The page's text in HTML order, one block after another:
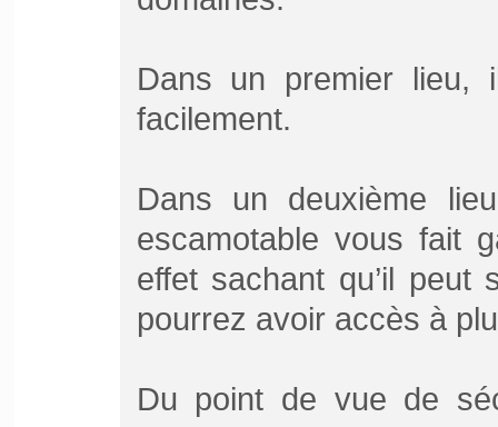
Dans un premier lieu,
facilement.
Dans un deuxième
escamotable vous fait
effet sachant qu’il
pourrez avoir accès à
Du point de vue de